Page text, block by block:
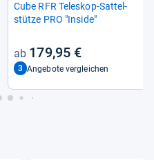
Cube RFR Tele­skop-​Sat­tel­
stütze PRO "Inside"
179,95 €
3 Angebote vergleichen